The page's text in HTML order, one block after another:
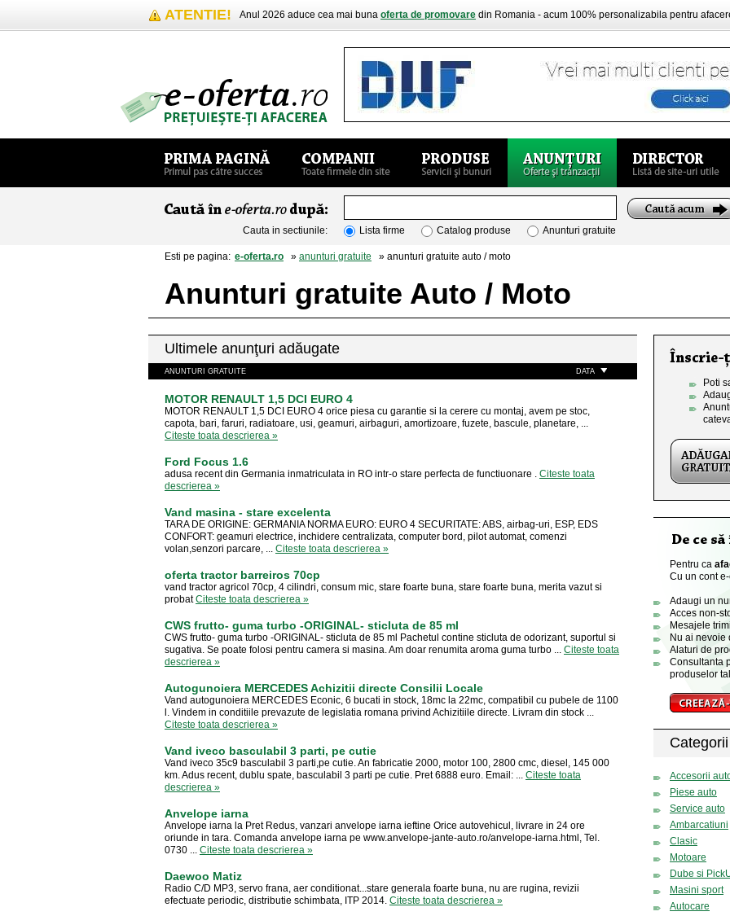
ATENTIE! Anul 2026 aduce cea mai buna oferta de promovare din Romania - acum 100% personalizabila pentru
Cauta in sectiunile: Lista firme Catalog produse Anunturi gratuite
Esti pe pagina: e-oferta.ro » anunturi gratuite » anunturi gratuite auto / moto
Anunturi gratuite Auto / Moto
Ultimele anunţuri adăugate
ANUNTURI GRATUITE DATA
MOTOR RENAULT 1,5 DCI EURO 4
MOTOR RENAULT 1,5 DCI EURO 4 orice piesa cu garantie si la cerere cu montaj, avem pe stoc,
capota, bari, faruri, radiatoare, usi, geamuri, airbaguri, amortizoare, fuzete, bascule, planetare, ...
Citeste toata descrierea »
Ford Focus 1.6
adusa recent din Germania inmatriculata in RO intr-o stare perfecta de functiuonare . Citeste toata
descrierea »
Vand masina - stare excelenta
TARA DE ORIGINE: GERMANIA NORMA EURO: EURO 4 SECURITATE: ABS, airbag-uri, ESP, EDS
CONFORT: geamuri electrice, inchidere centralizata, computer bord, pilot automat, comenzi
volan,senzori parcare, ... Citeste toata descrierea »
oferta tractor barreiros 70cp
vand tractor agricol 70cp, 4 cilindri, consum mic, stare foarte buna, stare foarte buna, merita vazut si
probatCiteste toata descrierea »
CWS frutto- guma turbo -ORIGINAL- sticluta de 85 ml
CWS frutto- guma turbo -ORIGINAL- sticluta de 85 ml Pachetul contine sticluta de odorizant, suportul si
sugativa. Se poate folosi pentru camera si masina. Am doar renumita aroma guma turbo ... Citeste toata
descrierea »
Autogunoiera MERCEDES Achizitii directe Consilii Locale
Vand autogunoiera MERCEDES Econic, 6 bucati in stock, 18mc la 22mc, compatibil cu pubele de 1100
l. Vindem in conditiile prevazute de legislatia romana privind Achizitiile directe. Livram din stock ...
Citeste toata descrierea »
Vand iveco basculabil 3 parti, pe cutie
Vand iveco 35c9 basculabil 3 parti,pe cutie. An fabricatie 2000, motor 100, 2800 cmc, diesel, 145 000
km. Adus recent, dublu spate, basculabil 3 parti pe cutie. Pret 6888 euro. Email: ... Citeste toata
descrierea »
Anvelope iarna
Anvelope iarna la Pret Redus, vanzari anvelope iarna ieftine Orice autovehicul, livrare in 24 ore
oriunde in tara. Comanda anvelope iarna pe www.anvelope-jante-auto.ro/anvelope-iarna.html, Tel.
0730 ... Citeste toata descrierea »
Daewoo Matiz
Radio C/D MP3, servo frana, aer conditionat...stare generala foarte buna, nu are rugina, revizii
efectuate periodic, distributie schimbata, ITP 2014. Citeste toata descrierea »
Poti
Pentru ca
Cu un cont
Adaugi un
Acces non-
Mesajele
Nu ai nevoie
Alaturi de
Consultanta
produselor
Categorii
Accesorii
Piese auto
Service auto
Ambarcatiuni
Clasic
Motoare
Dube si
Masini sport
Autocare